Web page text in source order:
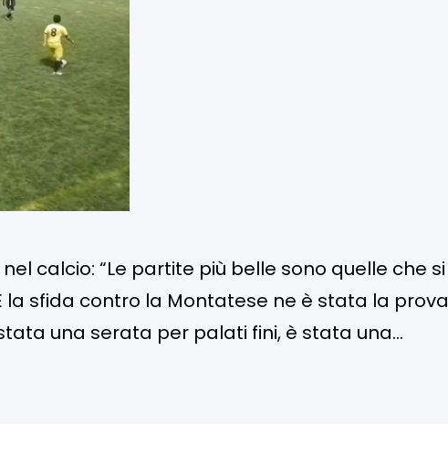
calcio: “Le partite più belle sono quelle che si
la sfida contro la Montatese ne è stata la prova
una serata per palati fini, è stata una